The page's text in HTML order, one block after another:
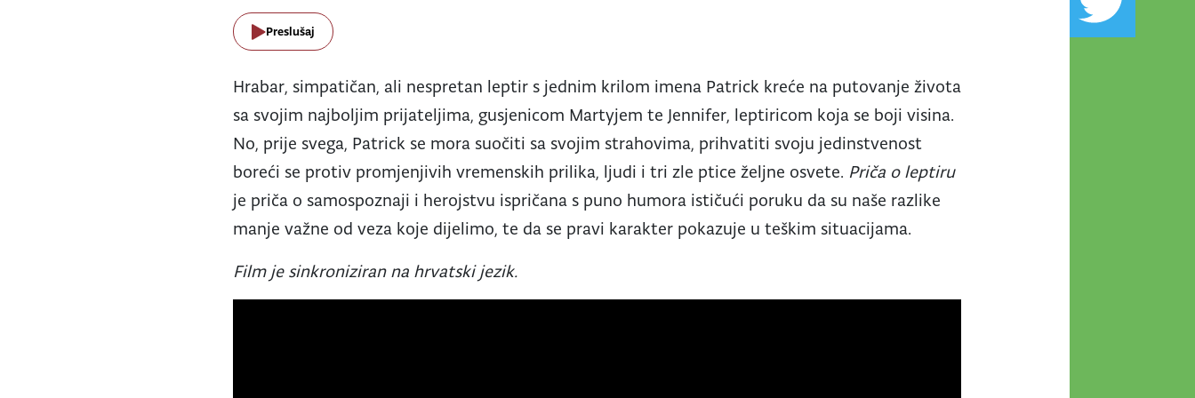
Preslušaj
Hrabar, simpatičan, ali nespretan leptir s jednim krilom imena Patrick kreće na putovanje života
sa svojim najboljim prijateljima, gusjenicom Martyjem te Jennifer, leptiricom koja se boji visina.
No, prije svega, Patrick se mora suočiti sa svojim strahovima, prihvatiti svoju jedinstvenost
boreći se protiv promjenjivih vremenskih prilika, ljudi i tri zle ptice željne osvete. Priča o leptiru
je priča o samospoznaji i herojstvu ispričana s puno humora ističući poruku da su naše razlike
manje važne od veza koje dijelimo, te da se pravi karakter pokazuje u teškim situacijama.
Film je sinkroniziran na hrvatski jezik.